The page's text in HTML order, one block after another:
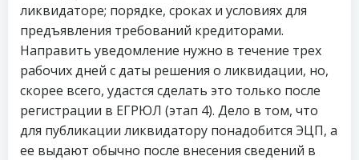
ликвидаторе; порядке, сроках и условиях для
предъявления требований кредиторами.
Направить уведомление нужно в течение трех
рабочих дней с даты решения о ликвидации, но,
скорее всего, удастся сделать это только после
регистрации в ЕГРЮЛ (этап 4). Дело в том, что
для публикации ликвидатору понадобится ЭЦП, а
ее выдают обычно после внесения сведений в